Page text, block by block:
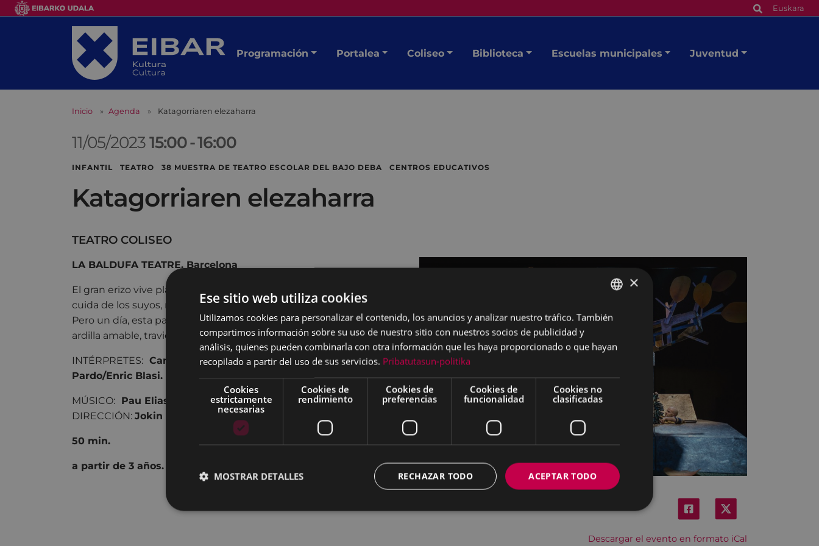
Euskara
Programación Portalea Coliseo Biblioteca Escuelas municipales Juventud
Inicio Agenda Katagorriaren elezaharra
11/05/202315:00-16:00
INFANTIL TEATRO 38 MUESTRA DE TEATRO ESCOLAR DEL BAJO DEBA CENTROS EDUCATIVOS
Katagorriaren elezaharra
TEATRO COLISEO
Descargar el evento en formato iCal
LA BALDUFA TEATRE. Barcelona
El gran erizo vive plácidamente, a la sombra de un gran roble, y
cuida de los suyos, mientras disfruta de su pedacito de mundo.
Pero un día, esta paz se verá perturbada, por la llegada de una
ardilla amable, traviesa y juguetona.
INTÉRPRETES: Carles Pijuan/Ferran López, Emiliano
Pardo/Enric Blasi.
MÚSICO: Pau Elias.
DIRECCIÓN: Jokin Oregi.
50 min.
a partir de 3 años.
BASQUE
×
Ese sitio web utiliza cookies
Utilizamos cookies para personalizar el contenido, los anuncios y analizar nuestro tráfico. También
compartimos información sobre su uso de nuestro sitio con nuestros socios de publicidad y
análisis, quienes pueden combinarla con otra información que les haya proporcionado o que hayan
recopilado a partir del uso de sus servicios. Pribatutasun-politika
Cookies
estrictamente
necesarias
Cookies de
rendimiento
Cookies de
preferencias
Cookies de
funcionalidad
Cookies no
clasificadas
ACEPTAR TODO
RECHAZAR TODO
MOSTRAR DETALLES